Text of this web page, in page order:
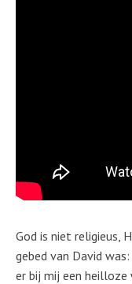
God is niet religieus,
gebed van David
er bij mij een heilloze